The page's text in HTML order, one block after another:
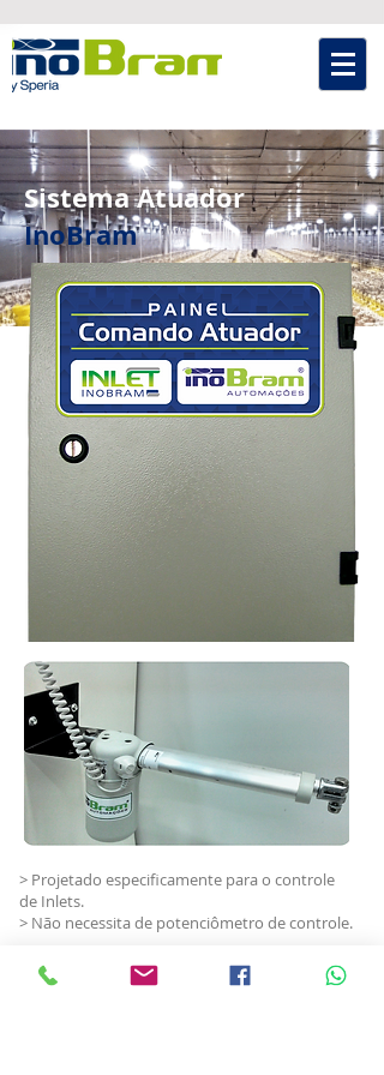
Sistema Atuador
InoBram
> Projetado especificamente para o controle
de Inlets.
> Não necessita de potenciômetro de controle.